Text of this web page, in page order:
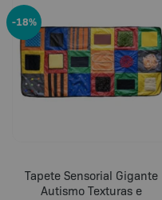
variantes.
As
opções
podem
ser
produto
-18%
Tapete Sensorial Gigante
Autismo Texturas e